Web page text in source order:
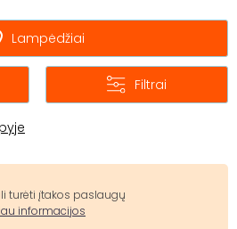
Lampėdžiai
Filtrai
turėti įtakos paslaugų
informacijos